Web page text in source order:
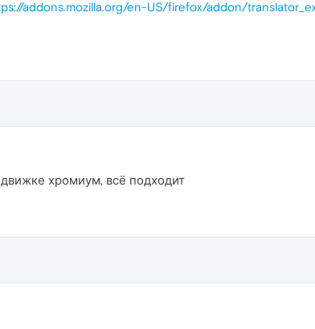
addons.mozilla.org/en-US/firefox/addon/
хромиум, всё подходит